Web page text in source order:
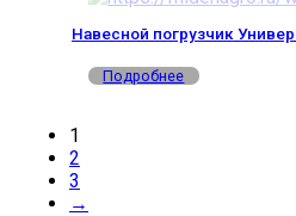
Навесной погрузчик
Подробнее
1
2
3
→